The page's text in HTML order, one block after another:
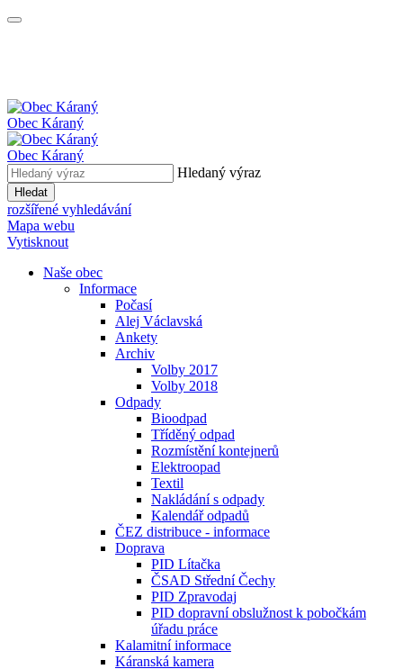
Obec Káraný
Obec Káraný
Hledaný výraz
Hledat
rozšířené vyhledávání
Mapa webu
Vytisknout
Naše obec
Informace
Počasí
Alej Václavská
Ankety
Archiv
Volby 2017
Volby 2018
Odpady
Bioodpad
Tříděný odpad
Rozmístění kontejnerů
Elektroopad
Textil
Nakládání s odpady
Kalendář odpadů
ČEZ distribuce - informace
Doprava
PID Lítačka
ČSAD Střední Čechy
PID Zpravodaj
PID dopravní obslužnost k pobočkám
úřadu práce
Kalamitní informace
Káranská kamera